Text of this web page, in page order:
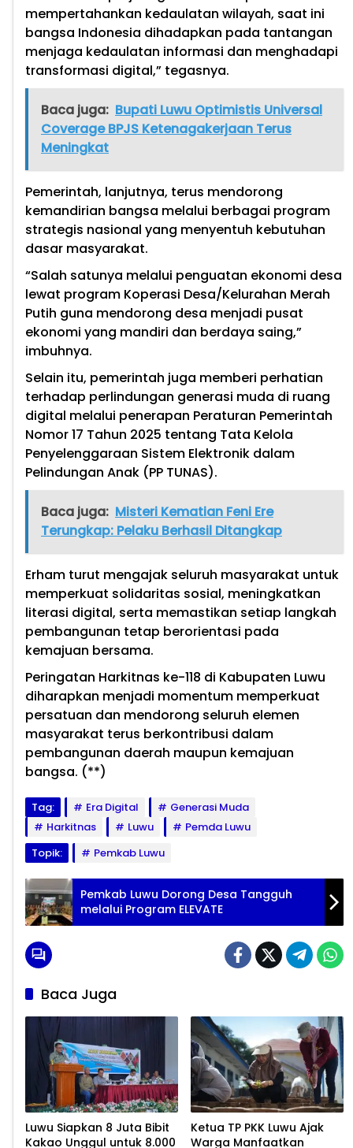
mempertahankan kedaulatan wilayah, saat ini
bangsa Indonesia dihadapkan pada tantangan
menjaga kedaulatan informasi dan menghadapi
transformasi digital,” tegasnya.
Baca juga: Bupati Luwu Optimistis Universal
Coverage BPJS Ketenagakerjaan Terus
Meningkat
Pemerintah, lanjutnya, terus mendorong
kemandirian bangsa melalui berbagai program
strategis nasional yang menyentuh kebutuhan
dasar masyarakat.
“Salah satunya melalui penguatan ekonomi desa
lewat program Koperasi Desa/Kelurahan Merah
Putih guna mendorong desa menjadi pusat
ekonomi yang mandiri dan berdaya saing,”
imbuhnya.
Selain itu, pemerintah juga memberi perhatian
terhadap perlindungan generasi muda di ruang
digital melalui penerapan Peraturan Pemerintah
Nomor 17 Tahun 2025 tentang Tata Kelola
Penyelenggaraan Sistem Elektronik dalam
Pelindungan Anak (PP TUNAS).
Baca juga: Misteri Kematian Feni Ere
Terungkap: Pelaku Berhasil Ditangkap
Erham turut mengajak seluruh masyarakat untuk
memperkuat solidaritas sosial, meningkatkan
literasi digital, serta memastikan setiap langkah
pembangunan tetap berorientasi pada
kemajuan bersama.
Peringatan Harkitnas ke-118 di Kabupaten Luwu
diharapkan menjadi momentum memperkuat
persatuan dan mendorong seluruh elemen
masyarakat terus berkontribusi dalam
pembangunan daerah maupun kemajuan
bangsa. (**)
Tag: Era Digital
Generasi Muda
Harkitnas
Luwu
Pemda Luwu
Topik:
Pemkab Luwu
Pemkab Luwu Dorong Desa Tangguh
melalui Program ELEVATE
Baca Juga
Luwu Siapkan 8 Juta Bibit
Kakao Unggul untuk 8.000
Ketua TP PKK Luwu Ajak
Warga Manfaatkan